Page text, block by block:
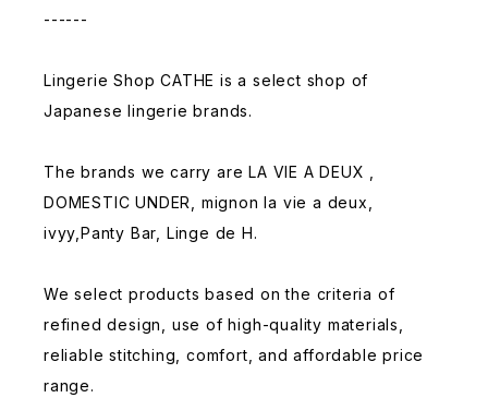
------
Lingerie Shop CATHE is a select shop of
Japanese lingerie brands.
The brands we carry are LA VIE A DEUX ,
DOMESTIC UNDER, mignon la vie a deux,
ivyy,Panty Bar, Linge de H.
We select products based on the criteria of
refined design, use of high-quality materials,
reliable stitching, comfort, and affordable price
range.